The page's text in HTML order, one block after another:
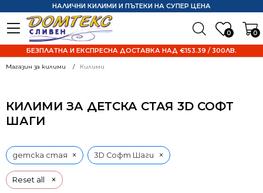
0 0
НАЛИЧНИ КИЛИМИ И ПЪТЕКИ НА СУПЕР ЦЕНА
БЕЗПЛАТНА И ЕКСПРЕСНА ДОСТАВКА НАД €153.39 / 300ЛВ.
Магазин за килими Килими
КИЛИМИ ЗА ДЕТСКА СТАЯ 3D СОФТ
ШАГИ
Reset all ×
детска стая × 3D Софт Шаги ×